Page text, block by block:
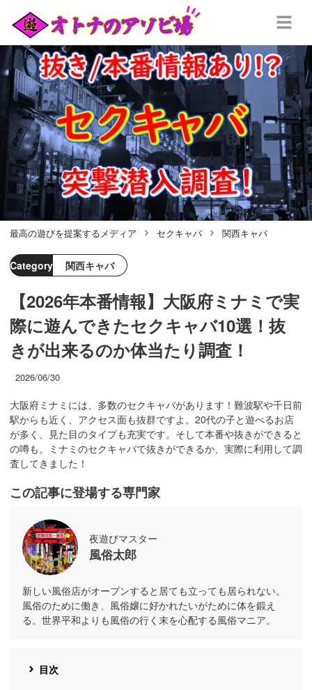
最高の遊びを提案するメディア セクキャバ 関西キャバ
Category 関西キャバ
【2026年本番情報】大阪府ミナミで実
際に遊んできたセクキャバ10選！抜
きが出来るのか体当たり調査！
2026/06/30
大阪府ミナミには、多数のセクキャバがあります！難波駅や千日前
駅からも近く、アクセス面も抜群ですよ。20代の子と遊べるお店
が多く、見た目のタイプも充実です。そして本番や抜きができると
の噂も。ミナミのセクキャバで抜きができるか、実際に利用して調
査してきました！
この記事に登場する専門家
夜遊びマスター
風俗太郎
新しい風俗店がオープンすると居ても立っても居られない。
風俗のために働き、風俗嬢に好かれたいがために体を鍛え
る。世界平和よりも風俗の行く末を心配する風俗マニア。
目次